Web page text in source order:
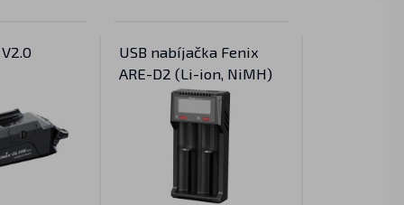
USB nabíjačka Fenix
ARE-D2 (Li-ion, NiMH)